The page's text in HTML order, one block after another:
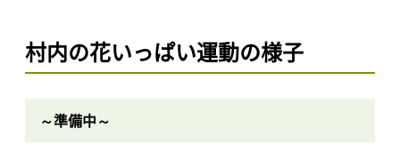
村内の花いっぱい運動の様子
～準備中～